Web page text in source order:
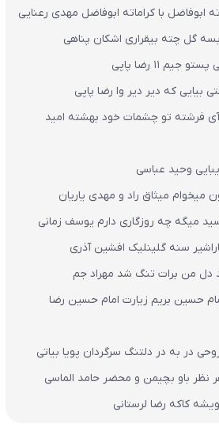
ابوفاضل با کراماته ابوفاضل مهدی رعنایی
گل چته بیقراری اشکان پناهی
۱۱ رضا پاپی
بیایی که دیر دیر وا رضا پاپی
فرشته تو چشمات خود بهشته امید
وحید عباسی
میخوام میثاق راد و مهدی یاریان
میگه چه روزگاری دارم یوسف زمانی
سنه گلینلیک افشین آذری
دل من برات تنگ شد مهراد جم
حسین بریم زیارت امام حسین رضا
در به در دلتنگ سرگردان پویا بیاتی
نظر باو بچیمن و محضر حامد الماسی
کاکه رضا لرستانی